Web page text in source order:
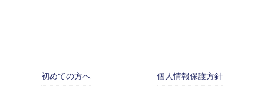
初めての方へ 個人情報保護方針